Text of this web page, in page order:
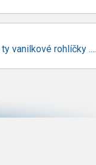
vanilkové rohlíčky ....